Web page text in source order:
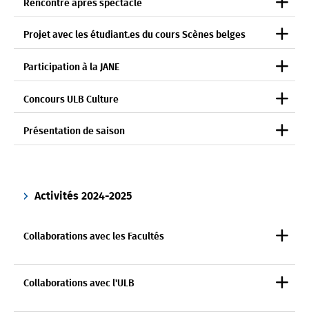
Rencontre après spectacle
Projet avec les étudiant.es du cours Scènes belges
Participation à la JANE
Concours ULB Culture
Présentation de saison
Activités 2024-2025
Collaborations avec les Facultés
Collaborations avec l'ULB